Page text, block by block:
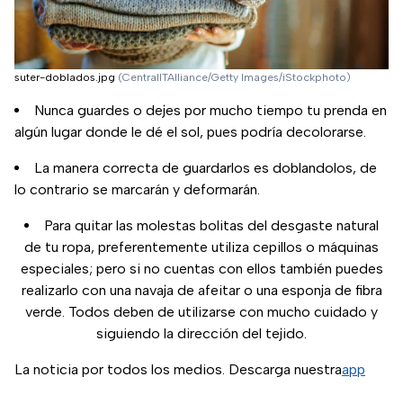
suter-doblados.jpg (CentralITAlliance/Getty Images/iStockphoto)
Nunca guardes o dejes por mucho tiempo tu prenda en
algún lugar donde le dé el sol, pues podría decolorarse.
La manera correcta de guardarlos es doblandolos, de
lo contrario se marcarán y deformarán.
Para quitar las molestas bolitas del desgaste natural
de tu ropa, preferentemente utiliza cepillos o máquinas
especiales; pero si no cuentas con ellos también puedes
realizarlo con una navaja de afeitar o una esponja de fibra
verde. Todos deben de utilizarse con mucho cuidado y
siguiendo la dirección del tejido.
La noticia por todos los medios. Descarga nuestraapp